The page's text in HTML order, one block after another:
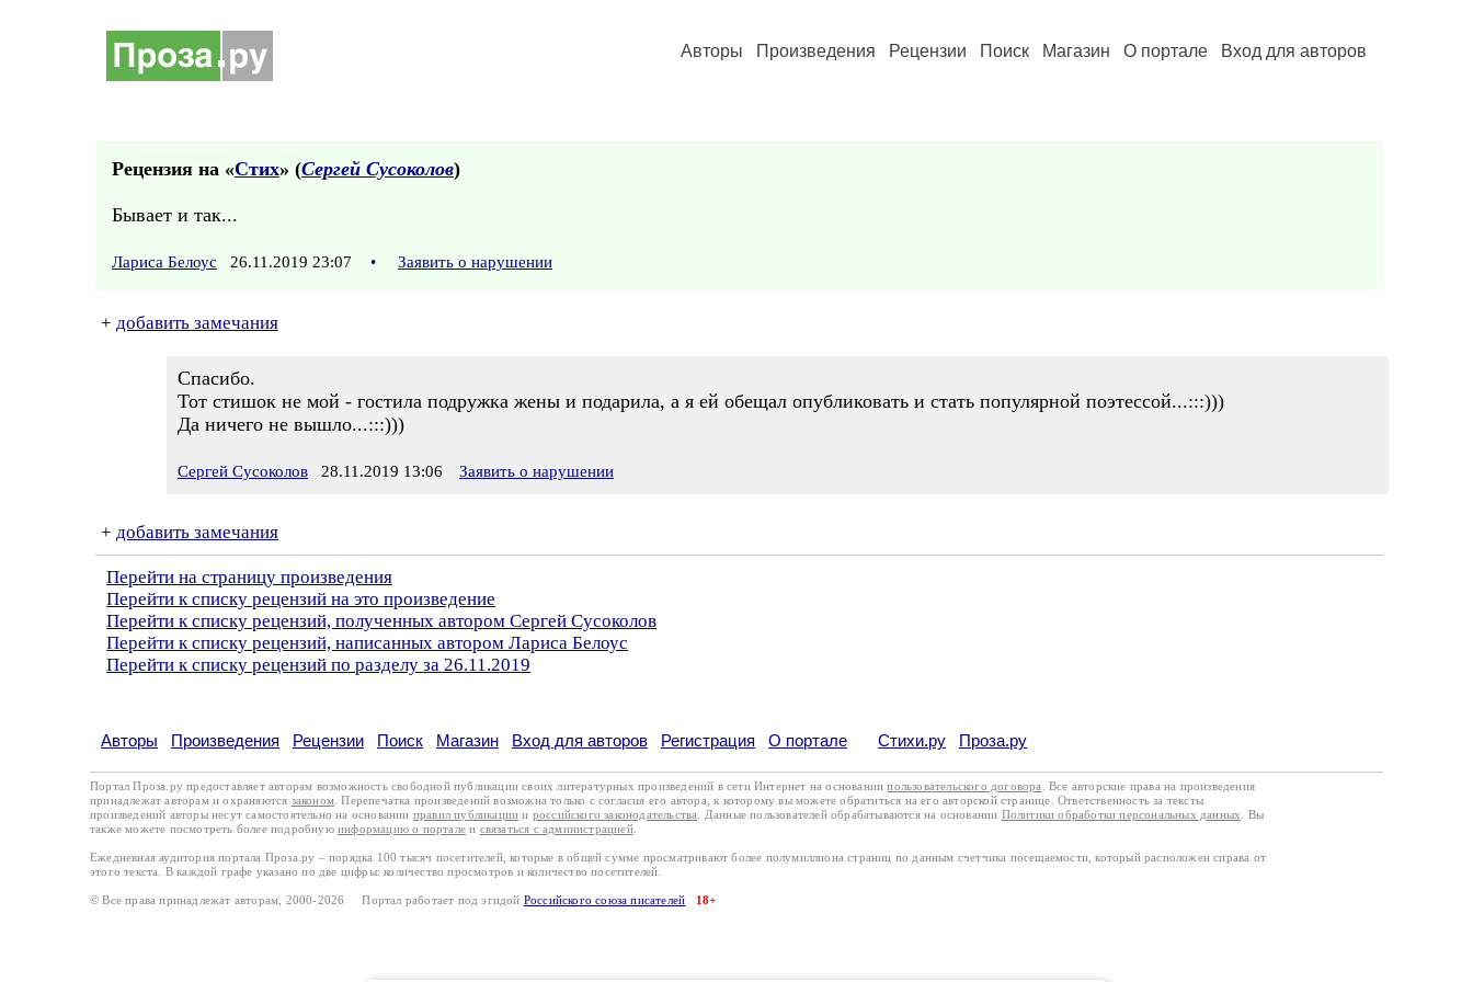
Авторы Произведения Рецензии Поиск Магазин О портале Вход для авторов
Рецензия на «Стих» (Сергей Сусоколов)
Бывает и так...
Лариса Белоус 26.11.2019 23:07 • Заявить о нарушении
+ добавить замечания
Спасибо.
Тот стишок не мой - гостила подружка жены и подарила, а я ей обещал опубликовать и стать популярной поэтессой...:::)))
Да ничего не вышло...:::)))
Сергей Сусоколов 28.11.2019 13:06 Заявить о нарушении
+ добавить замечания
Перейти на страницу произведения
Перейти к списку рецензий на это произведение
Перейти к списку рецензий, полученных автором Сергей Сусоколов
Перейти к списку рецензий, написанных автором Лариса Белоус
Перейти к списку рецензий по разделу за 26.11.2019
Авторы Произведения Рецензии Поиск Магазин Вход для авторов Регистрация О портале Стихи.ру Проза.ру
Портал Проза.ру предоставляет авторам возможность свободной публикации своих литературных произведений в сети Интернет на основаниипользовательского договора
. Все авторские права на произведения
принадлежат авторам и охраняются законом . Перепечатка произведений возможна только с согласия его автора, к которому вы можете обратиться на его авторской странице. Ответственность за тексты
произведений авторы несут самостоятельно на основании правил публикации и российского законодательства . Данные пользователей обрабатываются на основании Политики обработки персональных данных
. Вы
также можете посмотреть более подробную информацию о портале и связаться с администрацией.
Ежедневная аудитория портала Проза.ру – порядка 100 тысяч посетителей, которые в общей сумме просматривают более полумиллиона страниц по данным счетчика посещаемости, который расположен справа от
этого текста. В каждой графе указано по две цифры: количество просмотров и количество посетителей.
© Все права принадлежат авторам, 2000-2026 Портал работает под эгидой Российского союза писателей 18+